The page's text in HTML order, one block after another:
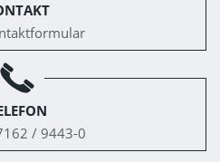
/ 9443-0